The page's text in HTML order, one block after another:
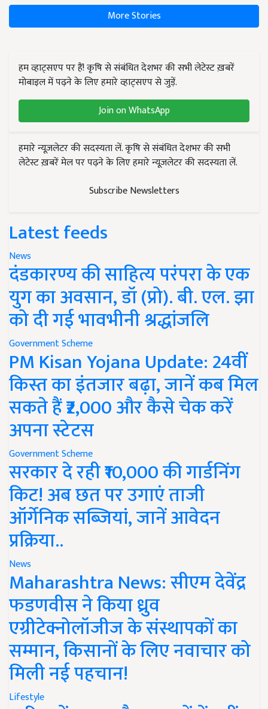
More Stories
हम व्हाट्सएप पर हैं! कृषि से संबंधित देशभर की सभी लेटेस्ट ख़बरें
मोबाइल में पढ़ने के लिए हमारे व्हाट्सएप से जुड़ें.
Join on WhatsApp
हमारे न्यूज़लेटर की सदस्यता लें. कृषि से संबंधित देशभर की सभी
लेटेस्ट ख़बरें मेल पर पढ़ने के लिए हमारे न्यूज़लेटर की सदस्यता लें.
Subscribe Newsletters
Latest feeds
News
दंडकारण्य की साहित्य परंपरा के एक
युग का अवसान, डॉ (प्रो). बी. एल. झा
को दी गई भावभीनी श्रद्धांजलि
Government Scheme
PM Kisan Yojana Update: 24वीं
किस्त का इंतजार बढ़ा, जानें कब मिल
सकते हैं ₹2,000 और कैसे चेक करें
अपना स्टेटस
Government Scheme
सरकार दे रही ₹10,000 की गार्डनिंग
किट! अब छत पर उगाएं ताजी
ऑर्गेनिक सब्जियां, जानें आवेदन
प्रक्रिया..
News
Maharashtra News: सीएम देवेंद्र
फडणवीस ने किया ध्रुव
एग्रीटेक्नोलॉजीज के संस्थापकों का
सम्मान, किसानों के लिए नवाचार को
मिली नई पहचान!
Lifestyle